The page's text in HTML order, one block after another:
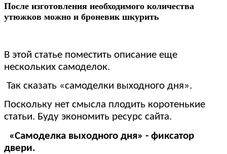
После изготовления необходимого количества
утюжков можно и броневик шкурить
В этой статье поместить описание еще
нескольких самоделок.
Так сказать «самоделки выходного дня».
Поскольку нет смысла плодить коротенькие
статьи. Буду экономить ресурс сайта.
«Самоделка выходного дня» - фиксатор
двери.